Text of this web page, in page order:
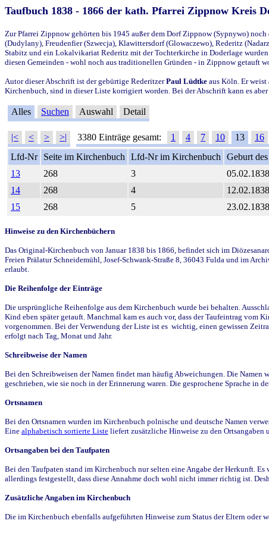
Taufbuch 1838 - 1866 der kath. Pfarrei Zippnow Kreis
Zur Pfarrei Zippnow gehörten bis 1945 außer dem Dorf Zippnow (Sypnywo)
(Dudylany), Freudenfier (Szwecja), Klawittersdorf (Glowaczewo), Rederitz
Stabitz und ein Lokalvikariat Rederitz mit der Tochterkirche in Doderlage
diesen Gemeinden - wohl noch aus traditionellen Gründen - in Zippnow getauft
Autor dieser Abschrift ist der gebürtige RederitzerPaul Lüdtke aus Köln. Er
Kirchenbuch, sind in dieser Liste korrigiert worden. Bei der Abschrift kann es
Alles Suchen Auswahl Detail
|< < > >| 3380 Einträge gesamt: 1 4 7 10 13 16
Lfd-Nr
Seite im Kirchenbuch Lfd-Nr im Kirchenbuch Geburt
13
268 3 05.02.1838
14
268 4 12.02.1838
15
268 5 23.02.1838
Hinweise zu den Kirchenbüchern
Das Original-Kirchenbuch von Januar 1838 bis 1866, befindet sich im
Freien Prälatur Schneidemühl, Josef-Schwank-Straße 8, 36043 Fulda und im
erlaubt.
Die Reihenfolge der Einträge
Die ursprüngliche Reihenfolge aus dem Kirchenbuch wurde bei behalten.
Kind eben später getauft. Manchmal kam es auch vor, dass der Taufeintrag vom
vorgenommen. Bei der Verwendung der Liste ist es wichtig, einen gewissen
erfolgt nach Tag, Monat und Jahr.
Schreibweise der Namen
Bei den Schreibweisen der Namen findet man häufig Abweichungen. Die Namen
geschrieben, wie sie noch in der Erinnerung waren. Die gesprochene Sprache in
Ortsnamen
Bei den Ortsnamen wurden im Kirchenbuch polnische und deutsche Namen
Eine alphabetisch sortierte Liste liefert zusätzliche Hinweise zu den Ortsangaben
Ortsangaben bei den Taufpaten
Bei den Taufpaten stand im Kirchenbuch nur selten eine Angabe der Herkunft.
allerdings festgestellt, dass diese Annahme doch wohl nicht immer richtig ist.
Zusätzliche Angaben im Kirchenbuch
Die im Kirchenbuch ebenfalls aufgeführten Hinweise zum Status der Eltern oder